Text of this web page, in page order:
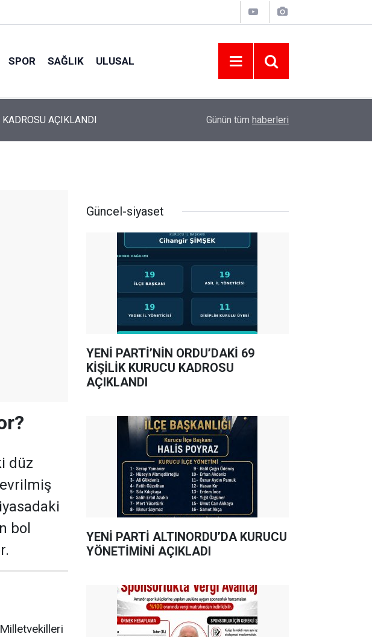
SPOR SAĞLIK ULUSAL
AÇIKLADI ORDU ASKF’DEN İŞ DÜNYASINA AMATÖR
Günün tüm haberleri
düz
bol
Güncel-siyaset
YENİ PARTİ’NİN ORDU’DAKİ 69
KİŞİLİK KURUCU KADROSU
AÇIKLANDI
YENİ PARTİ ALTINORDU’DA KURUCU
YÖNETİMİNİ AÇIKLADI